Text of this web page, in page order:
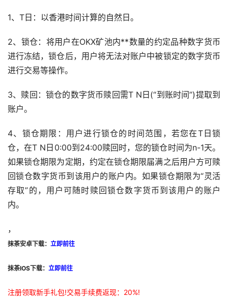
1、T日：以香港时间计算的自然日。
2、锁仓：将用户在OKX矿池内**数量的约定品种数字货币
进行冻结，锁仓后，用户将无法对账户中被锁定的数字货币
进行交易等操作。
3、赎回：锁仓的数字货币赎回需T N日(“到账时间”)提取到
账户。
4、锁仓期限：用户进行锁仓的时间范围，若您在T日锁
仓，在T N日0:00到24:00赎回时，您的锁仓时间为n-1天。
如果锁仓期限为定期，约定在锁仓期限届满之后用户方可赎
回锁仓数字货币到该用户的账户内。如果锁仓期限为“灵活
存取”的，用户可随时赎回锁仓数字货币到该用户的账户
内。
，
抹茶安卓下载： 立即前往
抹茶IOS下载： 立即前往
注册领取新手礼包!交易手续费返现：20%!